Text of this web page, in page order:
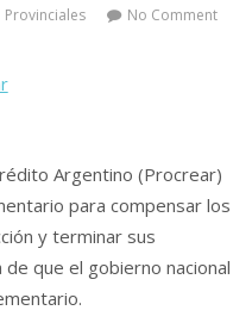
Provinciales No Comment
Argentino (Procrear)
para compensar los
y terminar sus
que el gobierno nacional